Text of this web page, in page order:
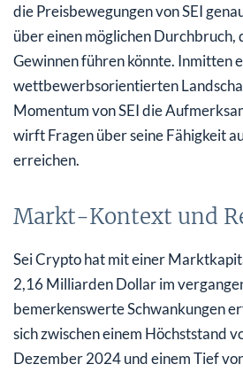
die Preisbewegungen von SEI
über einen möglichen Durchbruch,
Gewinnen führen könnte. Inmitten
wettbewerbsorientierten
Momentum von SEI die
wirft Fragen über seine Fähigkeit
erreichen.
Markt-Kontext und
Sei Crypto hat mit einer
2,16 Milliarden Dollar im
bemerkenswerte Schwankungen
sich zwischen einem Höchststand
Dezember 2024 und einem Tief